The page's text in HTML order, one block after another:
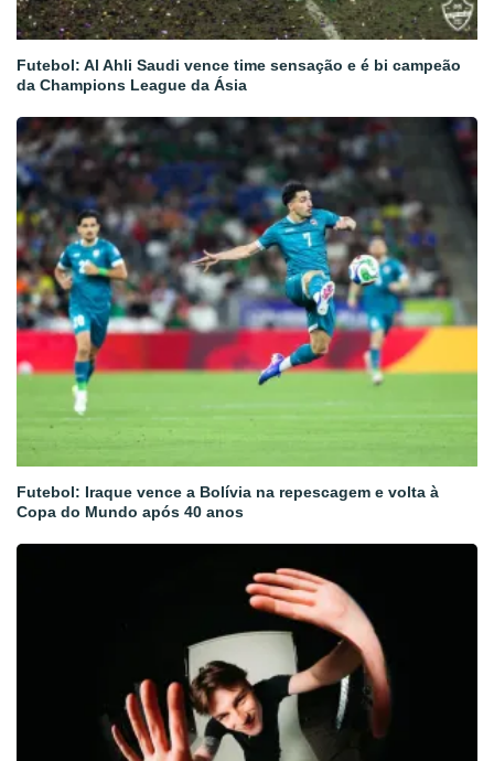
Futebol: Al Ahli Saudi vence time sensação e é bi campeão
da Champions League da Ásia
Futebol: Iraque vence a Bolívia na repescagem e volta à
Copa do Mundo após 40 anos